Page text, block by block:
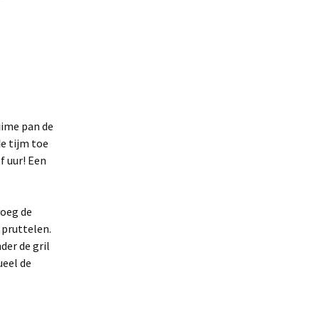
pan de
tijm toe
uur! Een
de
pruttelen.
de gril
de